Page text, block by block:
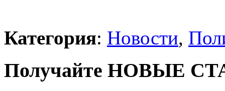
Категория: Новости,
Получайте НОВЫЕ